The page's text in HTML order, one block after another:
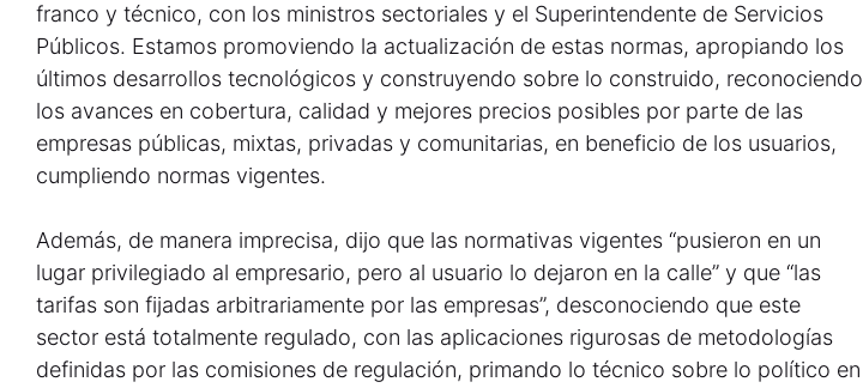
franco y técnico, con los ministros sectoriales y el Superintendente de Servicios
Públicos. Estamos promoviendo la actualización de estas normas, apropiando los
últimos desarrollos tecnológicos y construyendo sobre lo construido, reconociendo
los avances en cobertura, calidad y mejores precios posibles por parte de las
empresas públicas, mixtas, privadas y comunitarias, en beneficio de los usuarios,
cumpliendo normas vigentes.
Además, de manera imprecisa, dijo que las normativas vigentes “pusieron en un
lugar privilegiado al empresario, pero al usuario lo dejaron en la calle” y que “las
tarifas son fijadas arbitrariamente por las empresas”, desconociendo que este
sector está totalmente regulado, con las aplicaciones rigurosas de metodologías
definidas por las comisiones de regulación, primando lo técnico sobre lo político en